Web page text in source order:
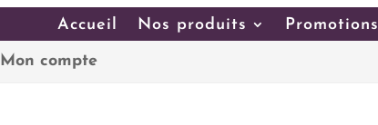
Accueil Nos produits Promotions
Mon compte